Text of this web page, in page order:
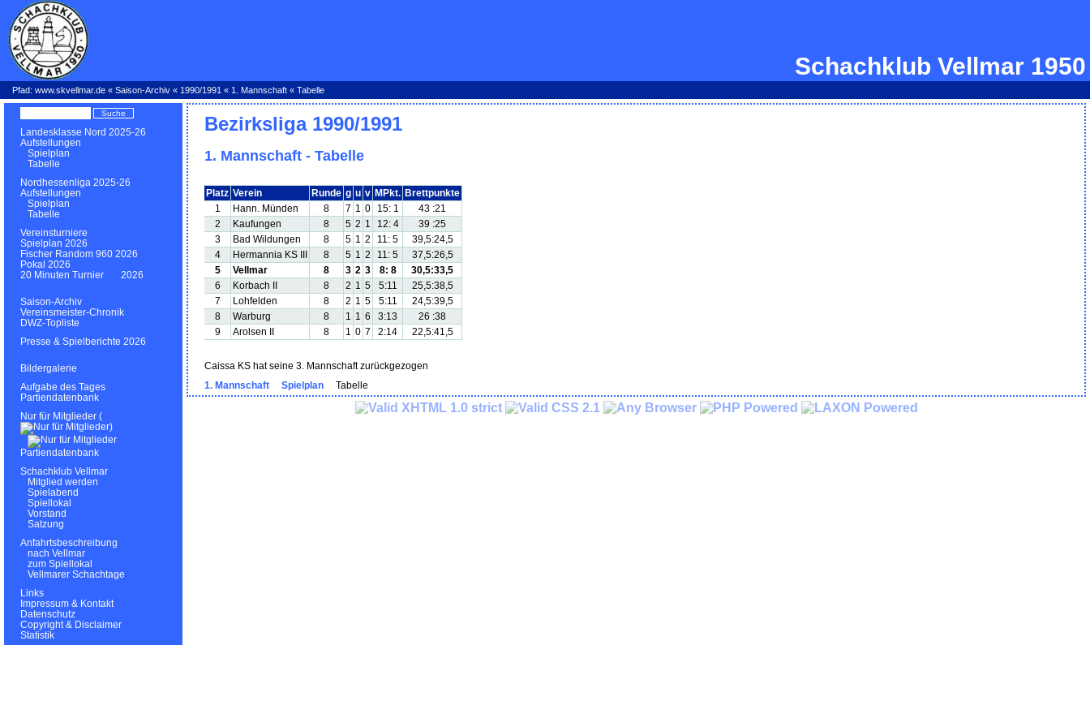
Schachklub Vellmar 1950
Pfad: www.skvellmar.de « Saison-Archiv « 1990/1991 « 1. Mannschaft « Tabelle
Landesklasse Nord 2025-26
Aufstellungen
Spielplan
Tabelle
Nordhessenliga 2025-26
Aufstellungen
Spielplan
Tabelle
Vereinsturniere
Spielplan 2026
Fischer Random 960 2026
Pokal 2026
20 Minuten Turnier 2026
Saison-Archiv
Vereinsmeister-Chronik
DWZ-Topliste
Presse & Spielberichte 2026
Bildergalerie
Aufgabe des Tages
Partiendatenbank
Nur für Mitglieder (
)
Partiendatenbank
Schachklub Vellmar
Mitglied werden
Spielabend
Spiellokal
Vorstand
Satzung
Anfahrtsbeschreibung
nach Vellmar
zum Spiellokal
Vellmarer Schachtage
Links
Impressum & Kontakt
Datenschutz
Copyright & Disclaimer
Statistik
Bezirksliga 1990/1991
1. Mannschaft - Tabelle
Platz Verein Runde g u v MPkt. Brettpunkte
1
Hann. Münden 8 7 1 0 15: 1
43 :21
2
Kaufungen 8 5 2 1 12: 4
39 :25
3
Bad Wildungen 8 5 1 2 11: 5
39,5:24,5
4
Hermannia KS III 8 5 1 2 11: 5
37,5:26,5
5
Vellmar 8 3 2 3 8: 8
30,5:33,5
6
Korbach II 8 2 1 5 5:11
25,5:38,5
7
Lohfelden 8 2 1 5 5:11
24,5:39,5
8
Warburg 8 1 1 6 3:13
26 :38
9
Arolsen II 8 1 0 7 2:14 22,5:41,5
Caissa KS hat seine 3. Mannschaft zurückgezogen
1. Mannschaft
Spielplan Tabelle